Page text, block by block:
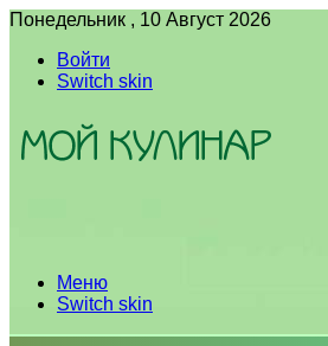
Понедельник , 10 Август 2026
Войти
Switch skin
Меню
Switch skin